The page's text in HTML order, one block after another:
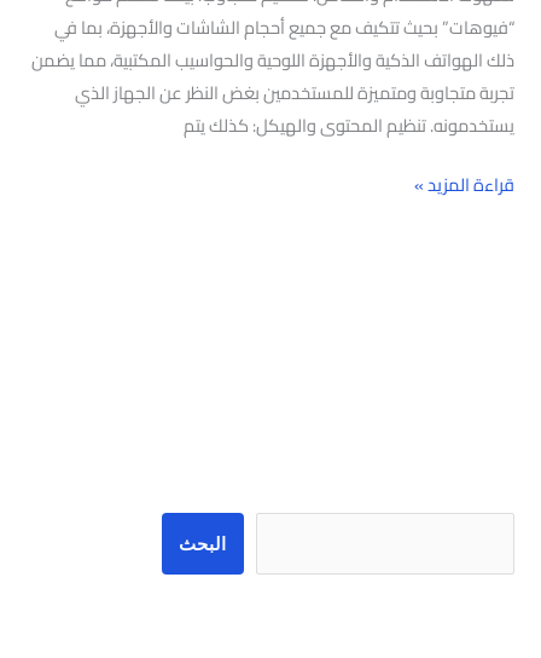
“فيوهات” بحيث تتكيف مع جميع أحجام الشاشات والأجهزة، بما في
ذلك الهواتف الذكية والأجهزة اللوحية والحواسيب المكتبية، مما يضمن
تجربة متجاوبة ومتميزة للمستخدمين بغض النظر عن الجهاز الذي
يستخدمونه. تنظيم المحتوى والهيكل: كذلك يتم
قراءة المزيد »
البحث